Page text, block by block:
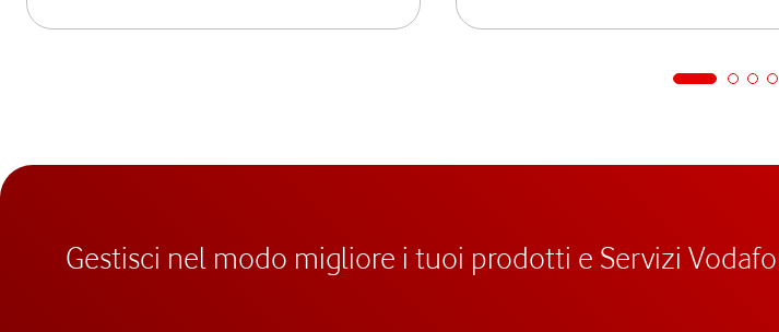
Gestisci nel modo migliore i tuoi prodotti e Servizi